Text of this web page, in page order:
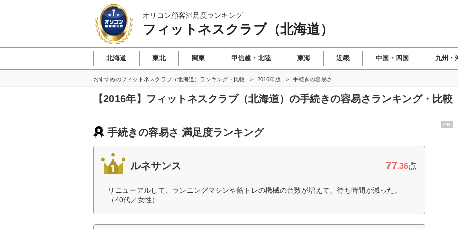
オリコン顧客満足度ランキング
フィットネスクラブ（北海道）
北海道 東北 関東 甲信越・北陸 東海 近畿 中国・四国 九州・
おすすめのフィットネスクラブ（北海道）ランキング・比較 2016年版 手続きの容易さ
【2016年】フィットネスクラブ（北海道）の手続きの容易さランキング・比較
手続きの容易さ 満足度ランキング
ルネサンス 77.36点
リニューアルして、ランニングマシンや筋トレの機械の台数が増えて、待ち時間が減った。
（40代／女性）
PR